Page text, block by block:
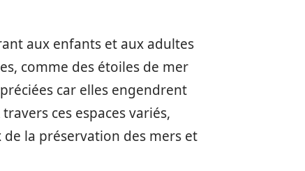
aux enfants et aux adultes
comme des étoiles de mer
car elles engendrent
ces espaces variés,
de la préservation des mers et